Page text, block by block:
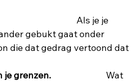
Als je je
gebukt gaat onder
die dat gedrag vertoond dat
van je grenzen. Wat